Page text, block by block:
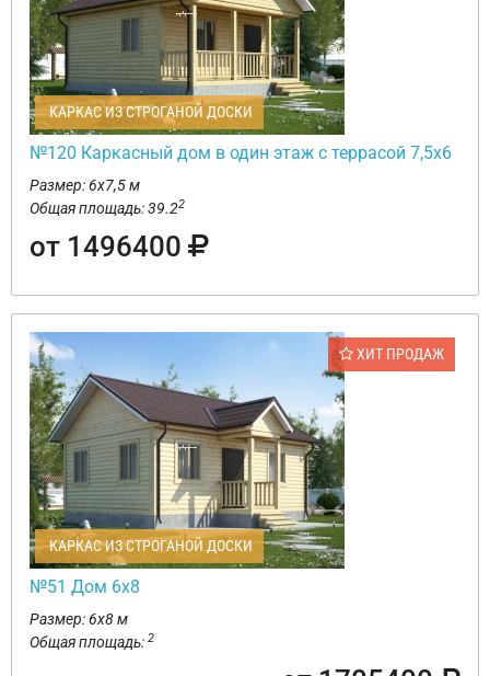
КАРКАС ИЗ СТРОГАНОЙ ДОСКИ
№120 Каркасный дом в один этаж с террасой 7,5х6
Размер: 6х7,5 м
Общая площадь: 39.22
от 1496400
ХИТ ПРОДАЖ
КАРКАС ИЗ СТРОГАНОЙ ДОСКИ
№51 Дом 6х8
Размер: 6х8 м
Общая площадь: 2